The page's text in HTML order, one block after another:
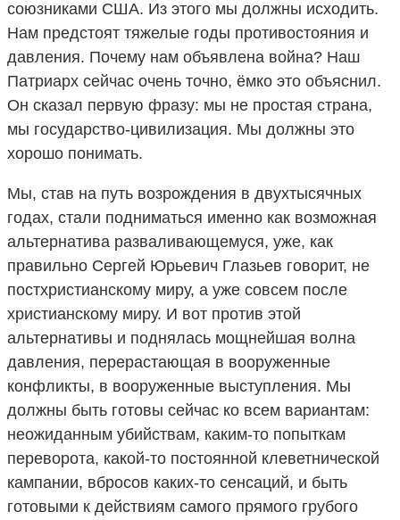
союзниками США. Из этого мы должны исходить.
Нам предстоят тяжелые годы противостояния и
давления. Почему нам объявлена война? Наш
Патриарх сейчас очень точно, ёмко это объяснил.
Он сказал первую фразу: мы не простая страна,
мы государство-цивилизация. Мы должны это
хорошо понимать.
Мы, став на путь возрождения в двухтысячных
годах, стали подниматься именно как возможная
альтернатива разваливающемуся, уже, как
правильно Сергей Юрьевич Глазьев говорит, не
постхристианскому миру, а уже совсем после
христианскому миру. И вот против этой
альтернативы и поднялась мощнейшая волна
давления, перерастающая в вооруженные
конфликты, в вооруженные выступления. Мы
должны быть готовы сейчас ко всем вариантам:
неожиданным убийствам, каким-то попыткам
переворота, какой-то постоянной клеветнической
кампании, вбросов каких-то сенсаций, и быть
готовыми к действиям самого прямого грубого